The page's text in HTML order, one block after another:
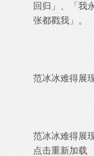
回归」、「我
张都戳我」。
范冰冰难得展
范冰冰难得展
点击重新加载